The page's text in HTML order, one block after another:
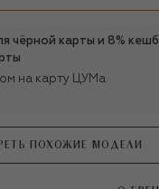
чёрной карты и 8%
на карту ЦУМа
ПОХОЖИЕ МОДЕЛИ